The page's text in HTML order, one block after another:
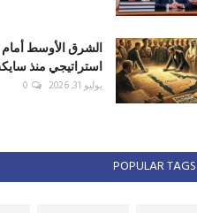
الشرق الأوسط
استراتيجي منذ
يوليو 31, 2026 0
POPULAR TAGS